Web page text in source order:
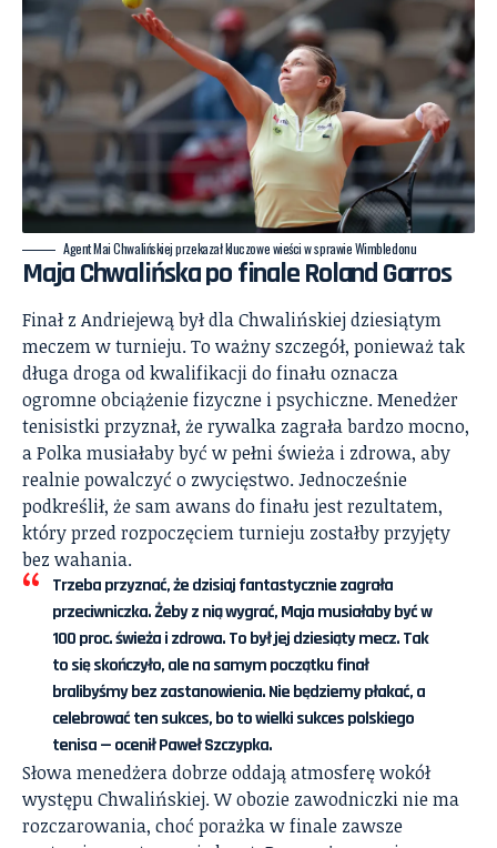
Agent Mai Chwalińskiej przekazał kluczowe wieści w sprawie Wimbledonu
Maja Chwalińska po finale Roland Garros
Finał z Andriejewą był dla Chwalińskiej dziesiątym
meczem w turnieju. To ważny szczegół, ponieważ tak
długa droga od kwalifikacji do finału oznacza
ogromne obciążenie fizyczne i psychiczne. Menedżer
tenisistki przyznał, że rywalka zagrała bardzo mocno,
a Polka musiałaby być w pełni świeża i zdrowa, aby
realnie powalczyć o zwycięstwo. Jednocześnie
podkreślił, że sam awans do finału jest rezultatem,
który przed rozpoczęciem turnieju zostałby przyjęty
bez wahania.
Trzeba przyznać, że dzisiaj fantastycznie zagrała
przeciwniczka. Żeby z nią wygrać, Maja musiałaby być w
100 proc. świeża i zdrowa. To był jej dziesiąty mecz. Tak
to się skończyło, ale na samym początku finał
bralibyśmy bez zastanowienia. Nie będziemy płakać, a
celebrować ten sukces, bo to wielki sukces polskiego
tenisa — ocenił Paweł Szczypka.
Słowa menedżera dobrze oddają atmosferę wokół
występu Chwalińskiej. W obozie zawodniczki nie ma
rozczarowania, choć porażka w finale zawsze